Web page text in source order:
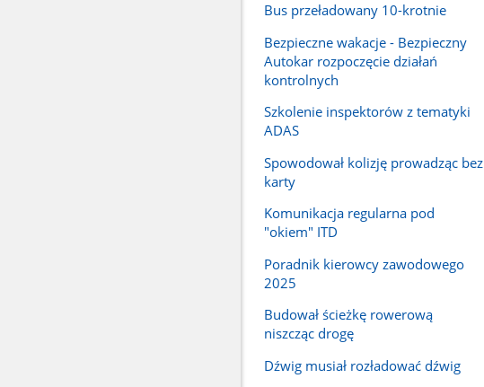
Bus przeładowany 10-krotnie
Bezpieczne wakacje - Bezpieczny
Autokar rozpoczęcie działań
kontrolnych
Szkolenie inspektorów z tematyki
ADAS
Spowodował kolizję prowadząc bez
karty
Komunikacja regularna pod
"okiem" ITD
Poradnik kierowcy zawodowego
2025
Budował ścieżkę rowerową
niszcząc drogę
Dźwig musiał rozładować dźwig